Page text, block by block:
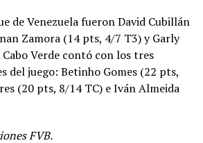
de Venezuela fueron David Cubillán
Zamora (14 pts, 4/7 T3) y Garly
Verde contó con los tres
del juego: Betinho Gomes (22 pts,
(20 pts, 8/14 TC) e Iván Almeida
FVB.